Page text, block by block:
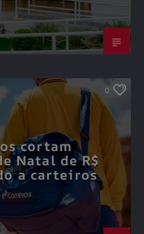
0
cortam
Natal de R$
a carteiros